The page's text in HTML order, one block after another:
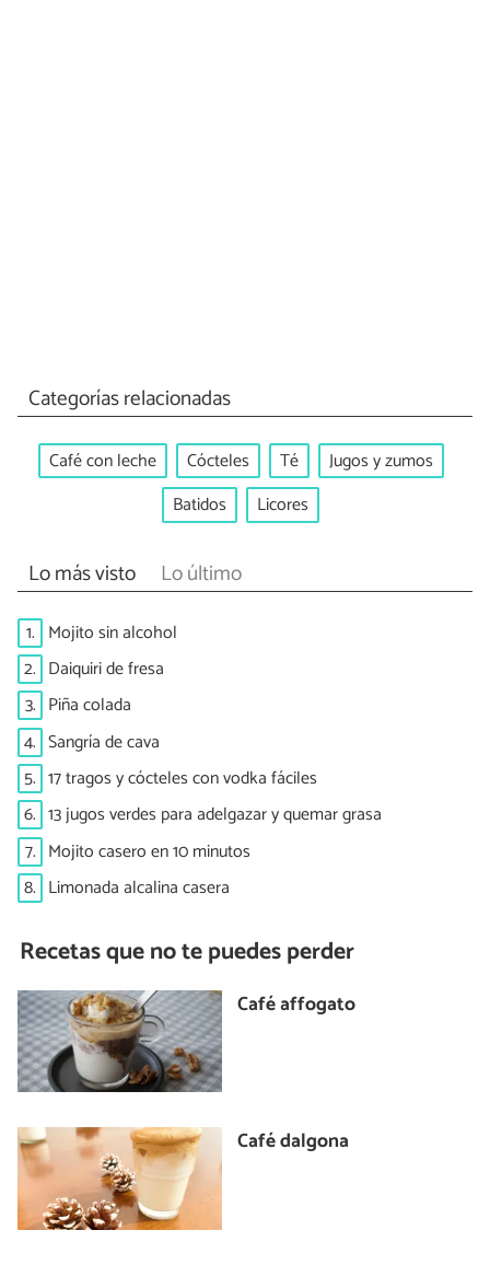
Categorías relacionadas
Café con leche Cócteles Té
Jugos y zumos
Batidos
Licores
Lo más visto Lo último
1. Mojito sin alcohol
2. Daiquiri de fresa
3. Piña colada
4. Sangría de cava
5. 17 tragos y cócteles con vodka fáciles
6. 13 jugos verdes para adelgazar y quemar grasa
7. Mojito casero en 10 minutos
8. Limonada alcalina casera
Recetas que no te puedes perder
Café affogato
Café dalgona